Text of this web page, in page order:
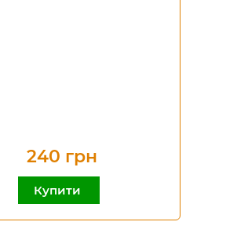
240 грн
Купити